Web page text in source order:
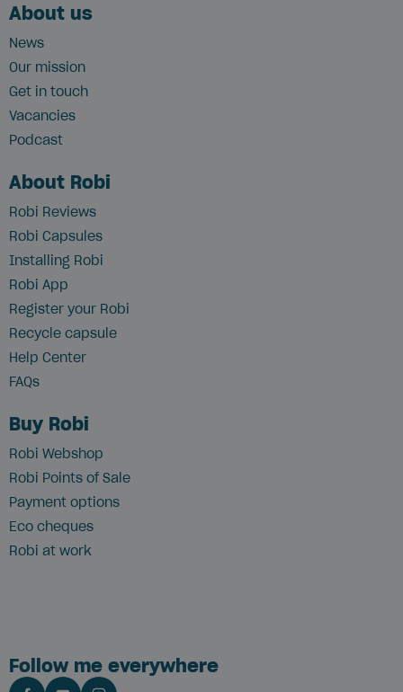
About us
News
Our mission
Get in touch
Vacancies
Podcast
About Robi
Robi Reviews
Robi Capsules
Installing Robi
Robi App
Register your Robi
Recycle capsule
Help Center
FAQs
Buy Robi
Robi Webshop
Robi Points of Sale
Payment options
Eco cheques
Robi at work
Follow me everywhere